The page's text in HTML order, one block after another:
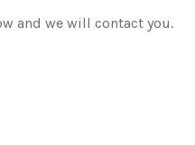
and we will contact you.